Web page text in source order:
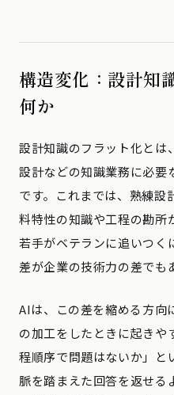
構造変化：設計知
何か
設計知識のフラット化とは
設計などの知識業務に必要
です。これまでは、熟練設
料特性の知識や工程の勘所
若手がベテランに追いつく
差が企業の技術力の差でも
AIは、この差を縮める方向
の加工をしたときに起きや
程順序で問題はないか」と
脈を踏まえた回答を返せる